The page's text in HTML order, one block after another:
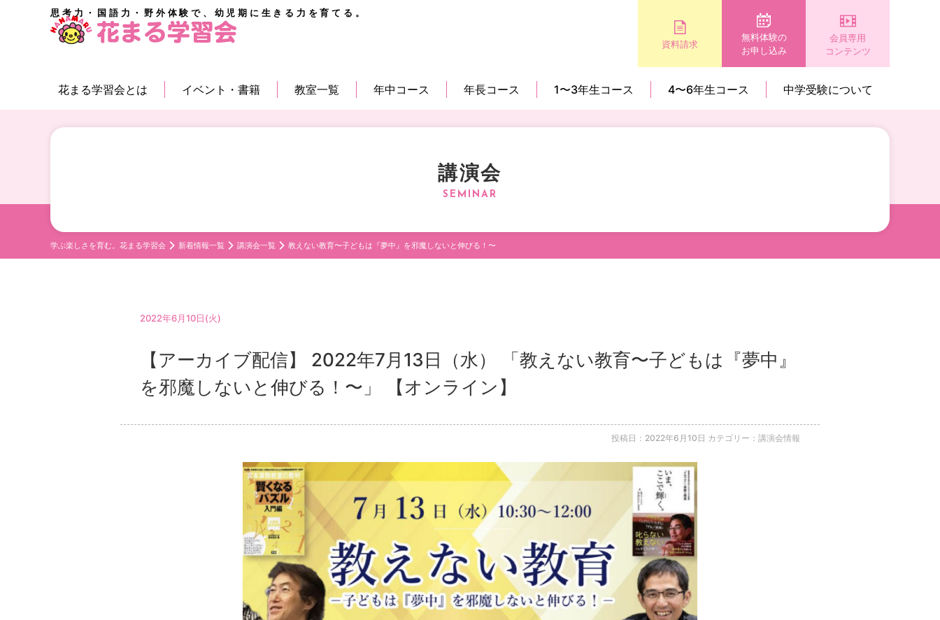
思考力・国語力・野外体験で、幼児期に生きる力を育てる。
資料請求
無料体験の
お申し込み
会員専用
コンテンツ
花まる学習会とは イベント・書籍 教室一覧 年中コース 年長コース 1〜3年生コース 4〜6年生コース 中学受験について
講演会
学ぶ楽しさを育む。花まる学習会 新着情報一覧 講演会一覧 教えない教育〜子どもは『夢中』を邪魔しないと伸びる！〜
2022年6月10日(火)
【アーカイブ配信】 2022年7月13日（水） 「教えない教育〜子どもは『夢中』
を邪魔しないと伸びる！〜」 【オンライン】
投稿日：2022年6月10日 カテゴリー：講演会情報